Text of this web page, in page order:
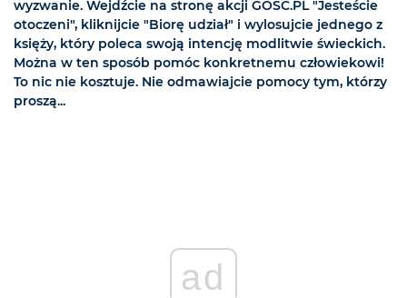
wyzwanie. Wejdźcie na stronę akcji GOSC.PL "Jesteście
otoczeni", kliknijcie "Biorę udział" i wylosujcie jednego z
księży, który poleca swoją intencję modlitwie świeckich.
Można w ten sposób pomóc konkretnemu człowiekowi!
To nic nie kosztuje. Nie odmawiajcie pomocy tym, którzy
proszą...
ad